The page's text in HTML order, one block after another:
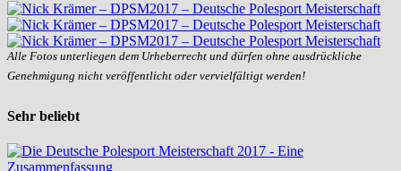
Alle Fotos unterliegen dem Urheberrecht und dürfen ohne ausdrückliche
Genehmigung nicht veröffentlicht oder vervielfältigt werden!
Sehr beliebt